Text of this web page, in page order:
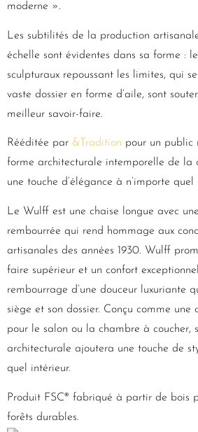
moderne ».
Les subtilités de la production
échelle sont évidentes dans sa forme :
sculpturaux repoussant les limites, qui
vaste dossier en forme d’aile, sont
meilleur savoir-faire.
Rééditée par &Tradition pour un public
forme architecturale intemporelle de la
une touche d’élégance à n’importe quel
Le Wulff est une chaise longue avec
rembourrée qui rend hommage aux
artisanales des années 1930. Wulff
faire supérieur et un confort
rembourrage d’une douceur luxuriante
siège et son dossier. Conçu comme une
pour le salon ou la chambre à coucher,
architecturale ajoutera une touche de
quel intérieur.
Produit FSC® fabriqué à partir de bois
forêts durables.